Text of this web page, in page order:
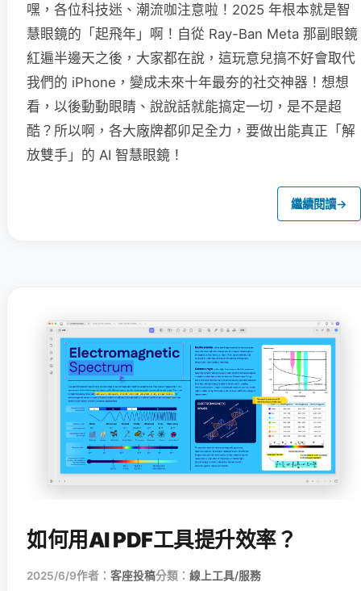
嘿，各位科技迷、潮流咖注意啦！2025 年根本就是智
慧眼鏡的「起飛年」啊！自從 Ray-Ban Meta 那副眼鏡
紅遍半邊天之後，大家都在說，這玩意兒搞不好會取代
我們的 iPhone，變成未來十年最夯的社交神器！想想
看，以後動動眼睛、說說話就能搞定一切，是不是超
酷？所以啊，各大廠牌都卯足全力，要做出能真正「解
放雙手」的 AI 智慧眼鏡！
繼續閱讀→
如何用AI PDF工具提升效率？
2025/6/9作者： 客座投稿分類： 線上工具/服務